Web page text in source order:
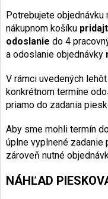
Potrebujete
nákupnom košíku
odoslanie do 4
a odoslanie objednávky
V rámci uvedených lehôt
konkrétnom termíne
priamo do zadania
Aby sme mohli termín
úplne vyplnené zadanie
zároveň nutné
NÁHĽAD